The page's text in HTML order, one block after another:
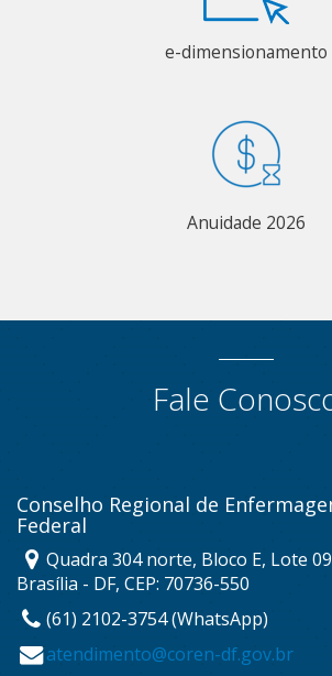
e-dimensionamento
Anuidade 2026
Fale
Conselho Regional de
Federal
Quadra 304 norte, Bloco E, Lote
Brasília - DF, CEP: 70736-550
(61) 2102-3754 (WhatsApp)
atendimento@coren-df.gov.br